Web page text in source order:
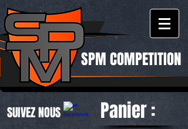
SPM COMPETITION
SUIVEZ NOUS Panier :